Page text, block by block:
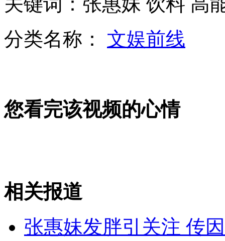
拍客：130多辆法拉利广州“招摇过市”
外交部：反对强权政治霸凌主义
外交部：有关国家言论片面不公正
分类名称： 文娱前线
您看完该视频的心情
相关报道
张惠妹发胖引关注 传